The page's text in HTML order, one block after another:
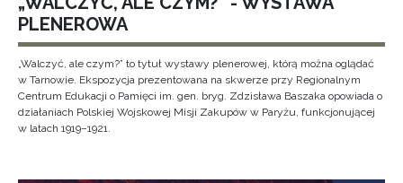
PLENEROWA
„Walczyć, ale czym?” to tytuł wystawy plenerowej, którą można oglądać
w Tarnowie. Ekspozycja prezentowana na skwerze przy Regionalnym
Centrum Edukacji o Pamięci im. gen. bryg. Zdzisława Baszaka opowiada o
działaniach Polskiej Wojskowej Misji Zakupów w Paryżu, funkcjonującej
w latach 1919–1921.